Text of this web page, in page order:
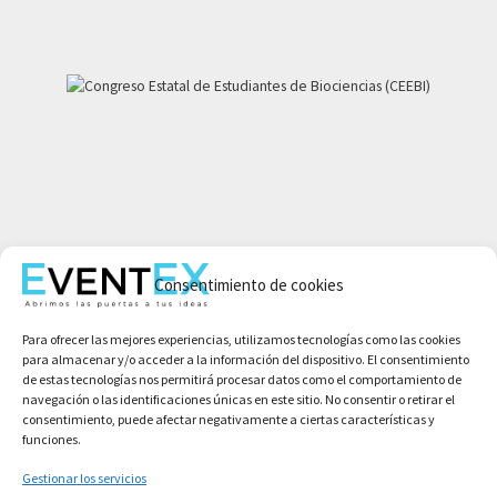
Consentimiento de cookies
Para ofrecer las mejores experiencias, utilizamos tecnologías como las cookies
para almacenar y/o acceder a la información del dispositivo. El consentimiento
de estas tecnologías nos permitirá procesar datos como el comportamiento de
navegación o las identificaciones únicas en este sitio. No consentir o retirar el
consentimiento, puede afectar negativamente a ciertas características y
funciones.
Gestionar los servicios
Aviso legal
Condiciones de compra
Política de cookies